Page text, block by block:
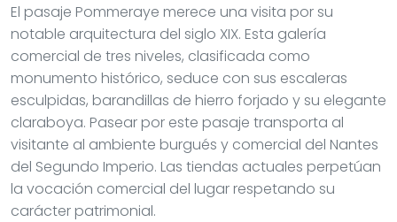
El pasaje Pommeraye merece una visita por su
notable arquitectura del siglo XIX. Esta galería
comercial de tres niveles, clasificada como
monumento histórico, seduce con sus escaleras
esculpidas, barandillas de hierro forjado y su elegante
claraboya. Pasear por este pasaje transporta al
visitante al ambiente burgués y comercial del Nantes
del Segundo Imperio. Las tiendas actuales perpetúan
la vocación comercial del lugar respetando su
carácter patrimonial.